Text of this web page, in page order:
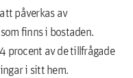
påverkas av
finns i bostaden.
procent av de tillfrågade
i sitt hem.